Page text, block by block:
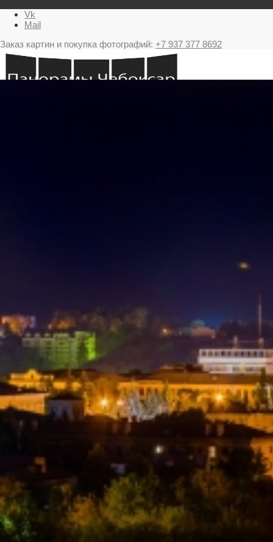
Vk
Mail
Заказ картин и покупка фотографий: +7 937 377 8692
Фото Чебоксары
Чебоксарский залив
О нас
Авторы
Как купить или заказать фотографию?
Фото чебоксар
Фото Чебоксар, Новочебоксарска и окрестностей